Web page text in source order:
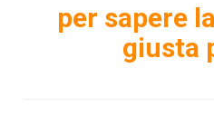
per sapere
giusta